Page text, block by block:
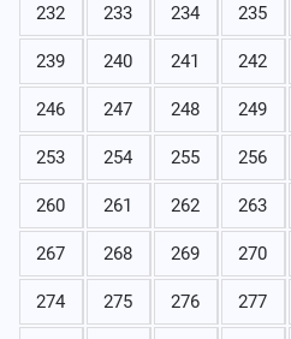
232 233 234 235
239 240 241 242
246 247 248 249
253 254 255 256
260 261 262 263
267 268 269 270
274 275 276 277